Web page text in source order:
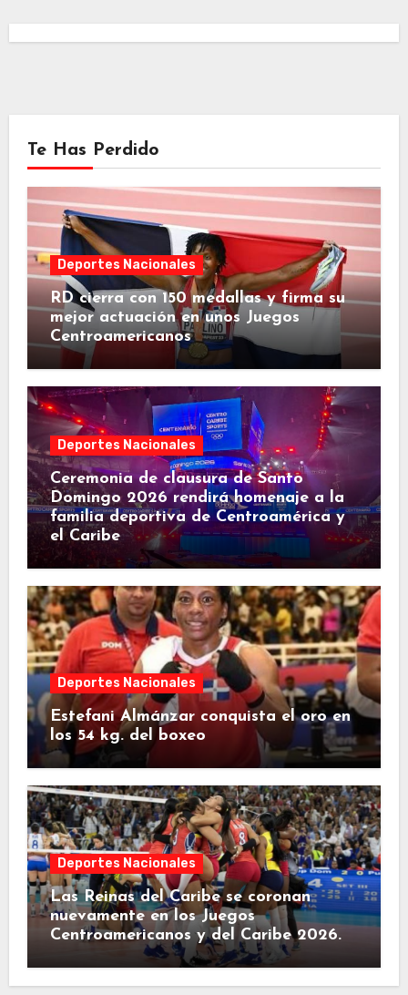
Te Has Perdido
Deportes Nacionales
RD cierra con 150 medallas y firma su
mejor actuación en unos Juegos
Centroamericanos
Deportes Nacionales
Ceremonia de clausura de Santo
Domingo 2026 rendirá homenaje a la
familia deportiva de Centroamérica y
el Caribe
Deportes Nacionales
Estefani Almánzar conquista el oro en
los 54 kg. del boxeo
Deportes Nacionales
Las Reinas del Caribe se coronan
nuevamente en los Juegos
Centroamericanos y del Caribe 2026.